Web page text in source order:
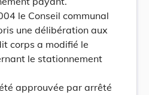
le Conseil communal
une délibération aux
corps a modifié le
le stationnement
approuvée par arrêté